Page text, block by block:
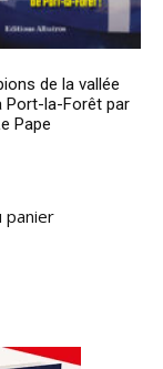
de la vallée
Port-la-Forêt par
Pape
panier